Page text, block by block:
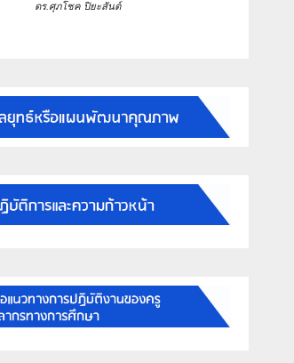
ดร.ศุภโชค ปิยะสันต์